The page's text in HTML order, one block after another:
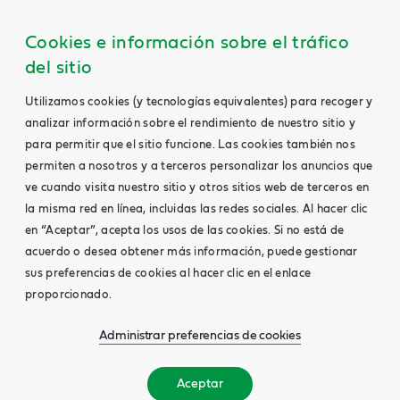
Cookies e información sobre el tráfico
del sitio
Utilizamos cookies (y tecnologías equivalentes) para recoger y
analizar información sobre el rendimiento de nuestro sitio y
para permitir que el sitio funcione. Las cookies también nos
permiten a nosotros y a terceros personalizar los anuncios que
ve cuando visita nuestro sitio y otros sitios web de terceros en
la misma red en línea, incluidas las redes sociales. Al hacer clic
en “Aceptar”, acepta los usos de las cookies. Si no está de
acuerdo o desea obtener más información, puede gestionar
sus preferencias de cookies al hacer clic en el enlace
proporcionado.
Administrar preferencias de cookies
Aceptar